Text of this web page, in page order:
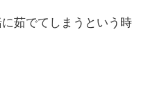
茹でてしまうという時